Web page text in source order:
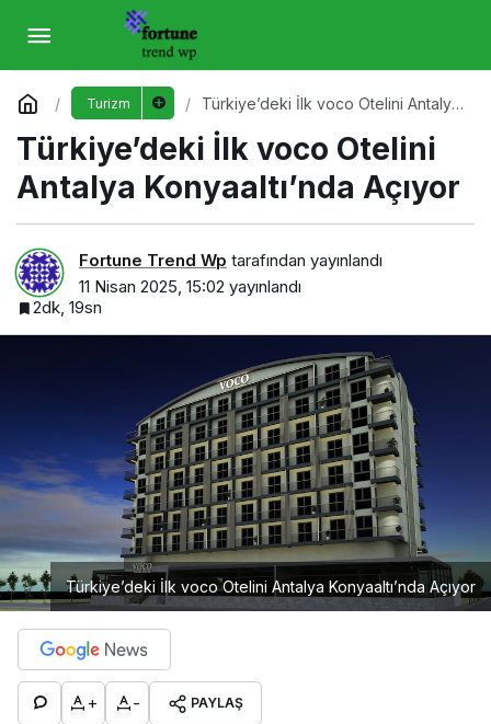
Turizm
Türkiye’deki İlk voco Otelini Antalya
Türkiye’deki İlk voco Otelini
Antalya Konyaaltı’nda Açıyor
Fortune Trend Wp tarafından yayınlandı
11 Nisan 2025, 15:02 yayınlandı
2dk, 19sn
Türkiye’deki İlk voco Otelini Antalya Konyaaltı’nda Açıyor
+ - PAYLAŞ
Türkiye’deki İlk voco Otelini Antalya
Konyaaltı’nda Açıyor
Yorum Yap